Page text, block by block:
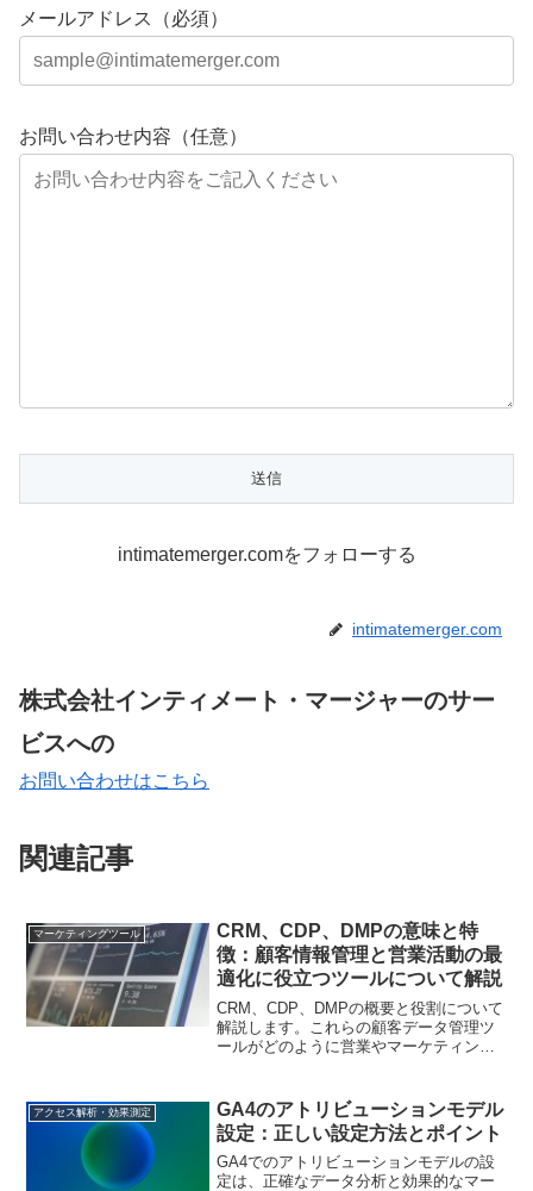
メールアドレス（必須）
お問い合わせ内容（任意）
intimatemerger.comをフォローする
intimatemerger.com
株式会社インティメート・マージャーのサー
ビスへの
お問い合わせはこちら
関連記事
マーケティングツール
CRM、CDP、DMPの意味と特
徴：顧客情報管理と営業活動の最
適化に役立つツールについて解説
CRM、CDP、DMPの概要と役割について
解説します。これらの顧客データ管理ツ
ールがどのように営業やマーケティング
アクセス解析・効果測定
GA4のアトリビューションモデル
設定：正しい設定方法とポイント
GA4でのアトリビューションモデルの設
定は、正確なデータ分析と効果的なマー